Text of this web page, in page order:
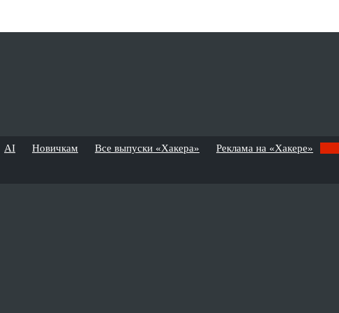
AI Новичкам Все выпуски «Хакера» Реклама на «Хакере»